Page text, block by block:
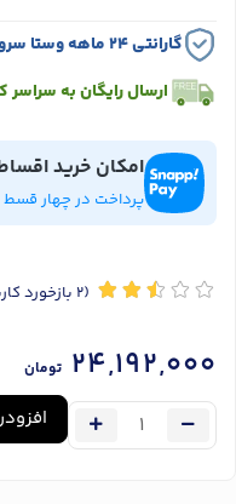
گارانتی ۲۴ ماهه وستا سرویس
ارسال رایگان به سراسر
امکان خرید
پرداخت در چهار قسط
(2 بازخورد
24,192,000 تومان